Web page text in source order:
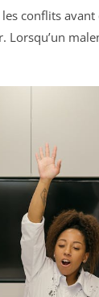
conflits avant
Lorsqu’un